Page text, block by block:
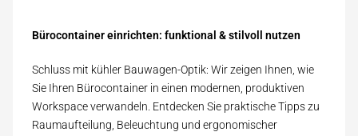
Bürocontainer einrichten: funktional & stilvoll nutzen
Schluss mit kühler Bauwagen-Optik: Wir zeigen Ihnen, wie
Sie Ihren Bürocontainer in einen modernen, produktiven
Workspace verwandeln. Entdecken Sie praktische Tipps zu
Raumaufteilung, Beleuchtung und ergonomischer